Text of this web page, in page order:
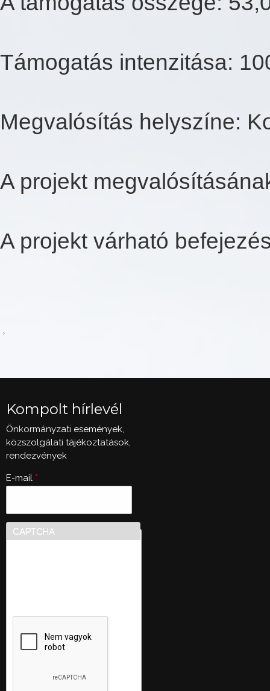
Támogatás intenzitása:
Megvalósítás helyszíne:
A projekt
A projekt várható
Kompolt hírlevél
Önkormányzati események,
közszolgálati tájékoztatások,
rendezvények
E-mail *
CAPTCHA